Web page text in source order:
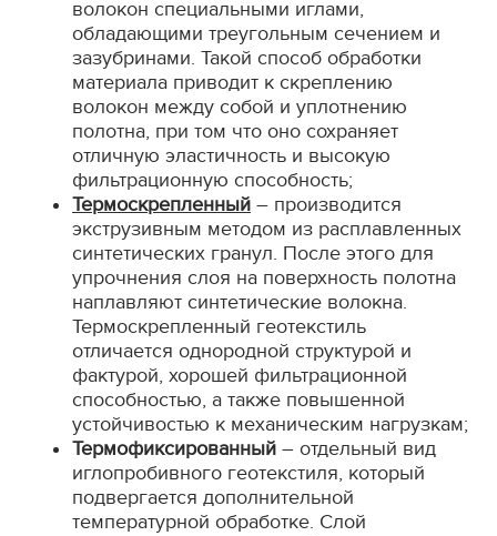
волокон специальными иглами,
обладающими треугольным сечением и
зазубринами. Такой способ обработки
материала приводит к скреплению
волокон между собой и уплотнению
полотна, при том что оно сохраняет
отличную эластичность и высокую
фильтрационную способность;
Термоскрепленный – производится
экструзивным методом из расплавленных
синтетических гранул. После этого для
упрочнения слоя на поверхность полотна
наплавляют синтетические волокна.
Термоскрепленный геотекстиль
отличается однородной структурой и
фактурой, хорошей фильтрационной
способностью, а также повышенной
устойчивостью к механическим нагрузкам;
Термофиксированный – отдельный вид
иглопробивного геотекстиля, который
подвергается дополнительной
температурной обработке. Слой